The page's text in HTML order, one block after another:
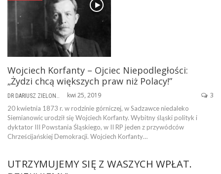
Wojciech Korfanty – Ojciec Niepodległości:
„Żydzi chcą większych praw niż Polacy!”
kwi 25, 2019 3
20 kwietnia 1873 r. w rodzinie górniczej, w Sadzawce niedaleko
Siemianowic urodził się Wojciech Korfanty. Wybitny śląski polityk i
dyktator III Powstania Śląskiego, w II RP jeden z przywódców
Chrześcijańskiej Demokracji. Wojciech Korfanty…
UTRZYMUJEMY SIĘ Z WASZYCH WPŁAT.